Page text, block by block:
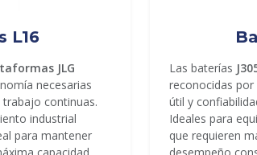
L16
JLG
necesarias
continuas.
industrial
para mantener
Las baterías
reconocidas
útil y
Ideales para
que requieren